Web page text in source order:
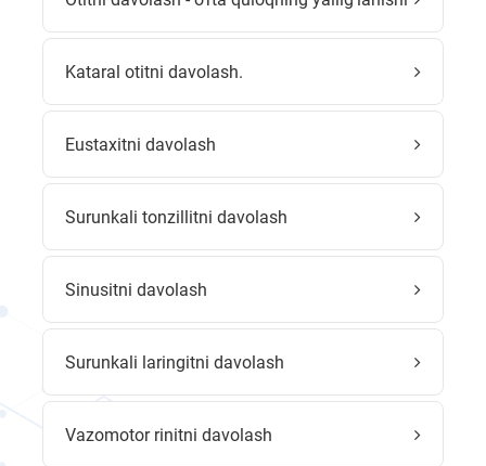
Kataral otitni davolash.
Eustaxitni davolash
Surunkali tonzillitni davolash
Sinusitni davolash
Surunkali laringitni davolash
Vazomotor rinitni davolash